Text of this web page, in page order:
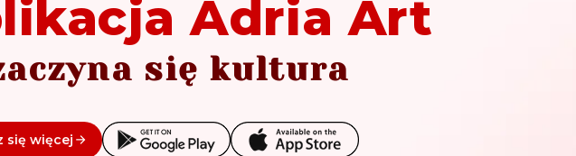
Adria Art
się kultura
się więcej